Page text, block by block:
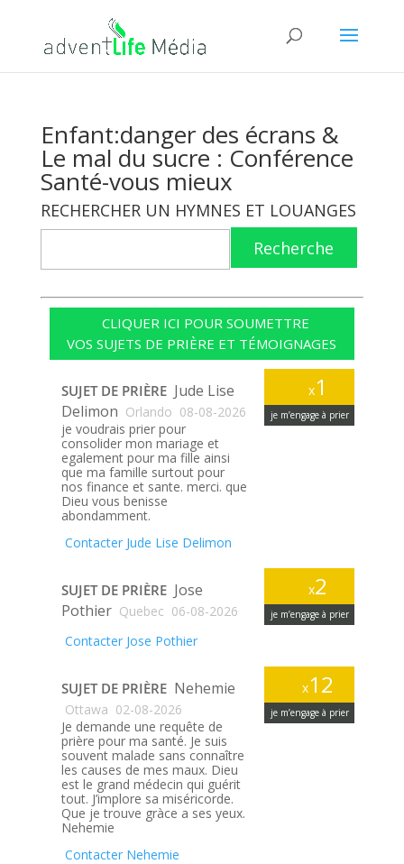
Enfant:danger des écrans &
Le mal du sucre : Conférence
Santé-vous mieux
RECHERCHER UN HYMNES ET LOUANGES
Recherche
CLIQUER ICI POUR SOUMETTRE
VOS SUJETS DE PRIÈRE ET TÉMOIGNAGES
x1
je m’engage à prier
SUJET DE PRIÈRE Jude Lise
Delimon Orlando 08-08-2026
je voudrais prier pour
consolider mon mariage et
egalement pour ma fille ainsi
que ma famille surtout pour
nos finance et sante. merci. que
Dieu vous benisse
abondamment.
Contacter Jude Lise Delimon
x2
je m’engage à prier
SUJET DE PRIÈRE Jose
Pothier Quebec 06-08-2026
Contacter Jose Pothier
x12
je m’engage à prier
SUJET DE PRIÈRE Nehemie
Ottawa 02-08-2026
Je demande une requête de
prière pour ma santé. Je suis
souvent malade sans connaître
les causes de mes maux. Dieu
est le grand médecin qui guérit
tout. J’implore sa miséricorde.
Que je trouve gràce a ses yeux.
Nehemie
Contacter Nehemie